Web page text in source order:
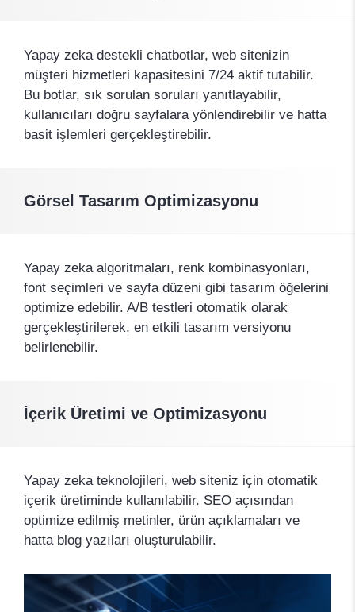
Yapay zeka destekli chatbotlar, web sitenizin
müşteri hizmetleri kapasitesini 7/24 aktif tutabilir.
Bu botlar, sık sorulan soruları yanıtlayabilir,
kullanıcıları doğru sayfalara yönlendirebilir ve hatta
basit işlemleri gerçekleştirebilir.
Görsel Tasarım Optimizasyonu
Yapay zeka algoritmaları, renk kombinasyonları,
font seçimleri ve sayfa düzeni gibi tasarım öğelerini
optimize edebilir. A/B testleri otomatik olarak
gerçekleştirilerek, en etkili tasarım versiyonu
belirlenebilir.
İçerik Üretimi ve Optimizasyonu
Yapay zeka teknolojileri, web siteniz için otomatik
içerik üretiminde kullanılabilir. SEO açısından
optimize edilmiş metinler, ürün açıklamaları ve
hatta blog yazıları oluşturulabilir.